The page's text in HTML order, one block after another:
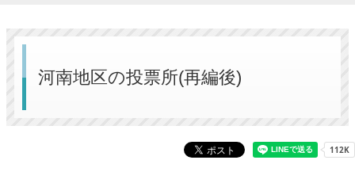
河南地区の投票所(再編後)